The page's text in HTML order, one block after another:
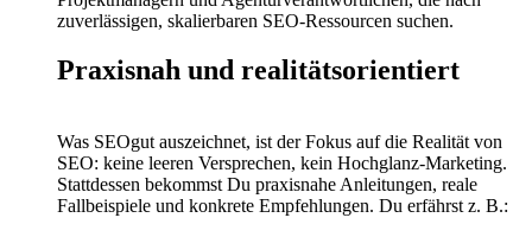
zuverlässigen, skalierbaren SEO-Ressourcen suchen.
Praxisnah und realitätsorientiert
Was SEOgut auszeichnet, ist der Fokus auf die Realität von
SEO: keine leeren Versprechen, kein Hochglanz-Marketing.
Stattdessen bekommst Du praxisnahe Anleitungen, reale
Fallbeispiele und konkrete Empfehlungen. Du erfährst z. B.: